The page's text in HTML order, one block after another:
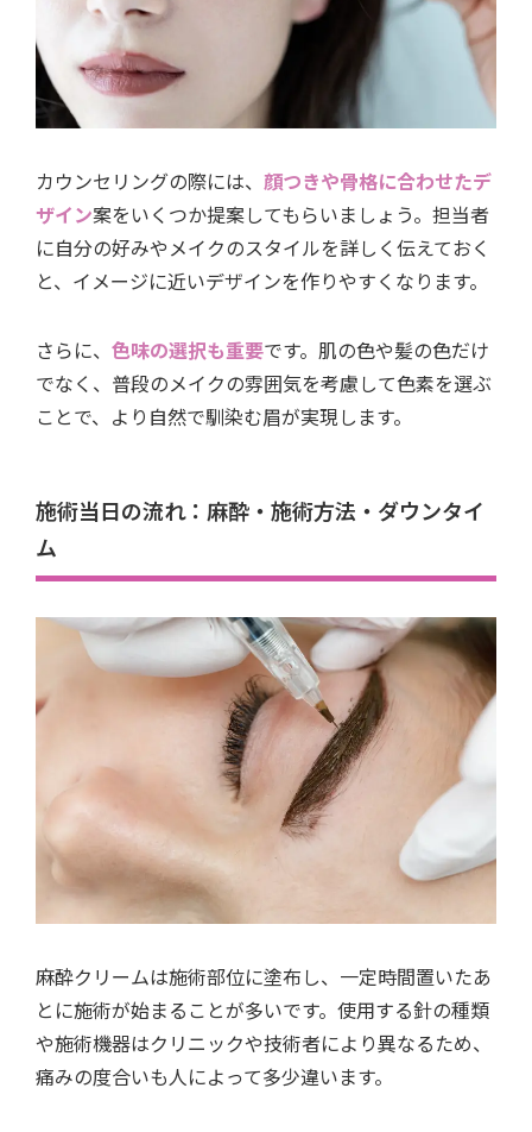
カウンセリングの際には、 顔つきや骨格に合わせたデ
ザイン案をいくつか提案してもらいましょう。担当者
に自分の好みやメイクのスタイルを詳しく伝えておく
と、イメージに近いデザインを作りやすくなります。
さらに、 色味の選択も重要です。肌の色や髪の色だけ
でなく、普段のメイクの雰囲気を考慮して色素を選ぶ
ことで、より自然で馴染む眉が実現します。
施術当日の流れ：麻酔・施術方法・ダウンタイ
ム
麻酔クリームは施術部位に塗布し、一定時間置いたあ
とに施術が始まることが多いです。使用する針の種類
や施術機器はクリニックや技術者により異なるため、
痛みの度合いも人によって多少違います。